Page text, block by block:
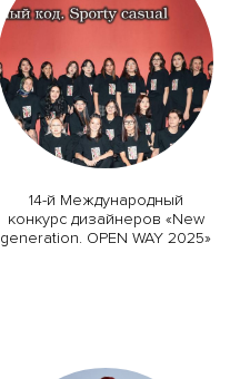
14-й Международный
конкурс дизайнеров «New
generation. OPEN WAY 2025»